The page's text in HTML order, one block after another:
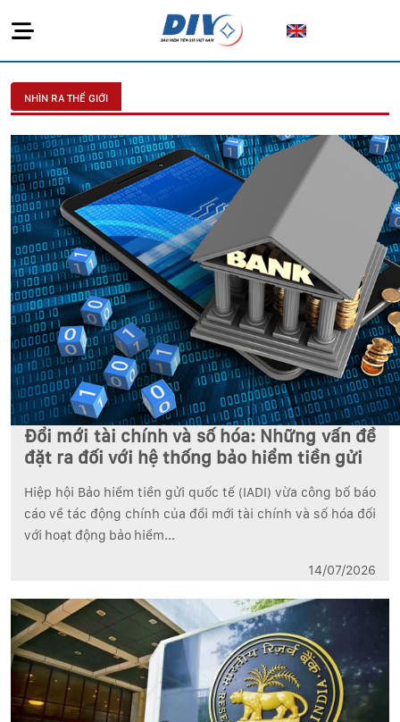
NHÌN RA THẾ GIỚI
Đổi mới tài chính và số hóa: Những vấn đề
đặt ra đối với hệ thống bảo hiểm tiền gửi
Hiệp hội Bảo hiểm tiền gửi quốc tế (IADI) vừa công bố báo
cáo về tác động chính của đổi mới tài chính và số hóa đối
với hoạt động bảo hiểm...
14/07/2026